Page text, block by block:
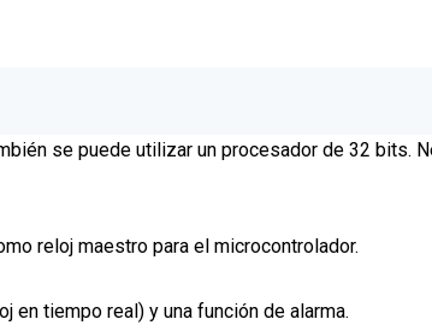
se puede utilizar un procesador de 32 bits.
reloj maestro para el microcontrolador.
en tiempo real) y una función de alarma.